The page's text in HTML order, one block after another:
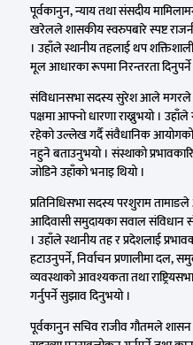
पूर्वकानुन, न्याय तथा संसदीय
खरेलले शासकीय स्वरुपबारे स्पष्ट
। उहाँले स्थानीय तहलाई थप
मूल आधारका रूपमा निरन्तरता
संविधानसभा सदस्य सुरेश आले मगरले
पक्षमा आफ्नो धारणा राख्नुभयो ।
रहेको उल्लेख गर्दै संवैधानिक आयोगको
नहुने बताउनुभयो । संस्थाको
जोडिने उहाँको भनाइ थियो ।
प्रतिनिधिसभा सदस्य परशुराम तामाङले
आदिवासी समुदायका सवाल संविधान
। उहाँले स्थानीय तह र प्रदेशलाई
हटाउनुपर्ने, निर्वाचन प्रणालीमा दल,
व्यवस्थाको आवश्यकता तथा
गर्नुपर्ने सुझाव दिनुभयो ।
पूर्वकानुन सचिव राजीव गौतमले